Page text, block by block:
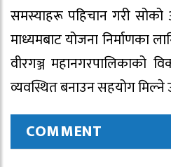
समस्याहरू पहिचान गरी
माध्यमबाट योजना निर्माणका
वीरगञ्ज महानगरपालिकाको
व्यवस्थित बनाउन सहयोग मिल्ने
COMMENT